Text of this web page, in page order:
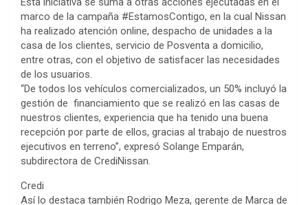
marco de la campaña #EstamosContigo, en la cual Nissan
ha realizado atención online, despacho de unidades a la
casa de los clientes, servicio de Posventa a domicilio,
entre otras, con el objetivo de satisfacer las necesidades
de los usuarios.
“De todos los vehículos comercializados, un 50% incluyó la
gestión de financiamiento que se realizó en las casas de
nuestros clientes, experiencia que ha tenido una buena
recepción por parte de ellos, gracias al trabajo de nuestros
ejecutivos en terreno”, expresó Solange Emparán,
subdirectora de CrediNissan.
Credi
Así lo destaca también Rodrigo Meza, gerente de Marca de